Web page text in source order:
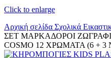
Click to enlarge
Αρχική σελίδα Σχολικά
ΣΕΤ ΜΑΡΚΑΔΟΡΟΙ
COSMO 12 ΧΡΩΜΑΤΑ (6 + 3